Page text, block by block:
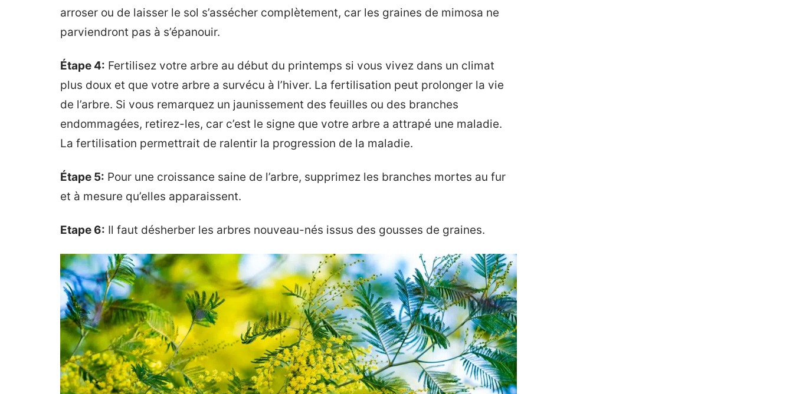
arroser ou de laisser le sol s’assécher complètement, car les graines de mimosa ne
parviendront pas à s’épanouir.
Étape 4: Fertilisez votre arbre au début du printemps si vous vivez dans un climat
plus doux et que votre arbre a survécu à l’hiver. La fertilisation peut prolonger la vie
de l’arbre. Si vous remarquez un jaunissement des feuilles ou des branches
endommagées, retirez-les, car c’est le signe que votre arbre a attrapé une maladie.
La fertilisation permettrait de ralentir la progression de la maladie.
Étape 5: Pour une croissance saine de l’arbre, supprimez les branches mortes au fur
et à mesure qu’elles apparaissent.
Etape 6: Il faut désherber les arbres nouveau-nés issus des gousses de graines.